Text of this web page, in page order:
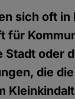
sich oft
für
Stadt oder
die